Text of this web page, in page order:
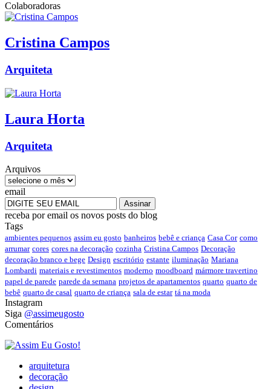
Colaboradoras
Cristina Campos
Arquiteta
Laura Horta
Arquiteta
Arquivos
email
receba por email os novos posts do blog
Tags
ambientes pequenos assim eu gosto banheiros bebê e criança Casa Cor como
arrumar cores cores na decoração cozinha Cristina Campos Decoração
decoração branco e bege Design escritório estante iluminação Mariana
Lombardi materiais e revestimentos moderno moodboard mármore travertino
papel de parede parede da semana projetos de apartamentos quarto quarto de
bebê quarto de casal quarto de criança sala de estar tá na moda
Instagram
Siga @assimeugosto
Comentários
arquitetura
decoração